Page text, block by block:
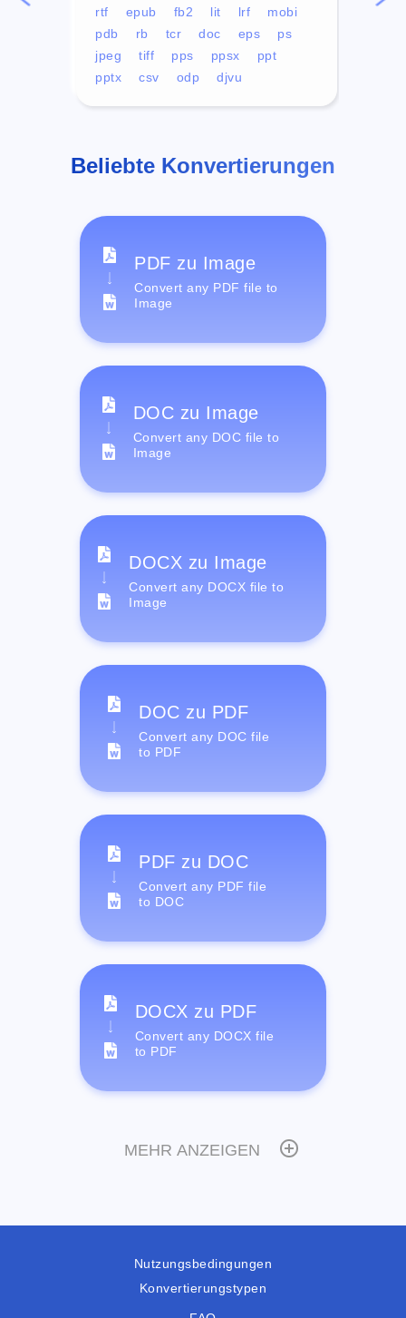
rtf
epub fb2 lit lrf
mobi
pdb
rb tcr doc eps
ps
jpeg
tiff pps ppsx
ppt
pptx
csv odp djvu
Beliebte Konvertierungen
PDF zu Image
Convert any PDF file to
Image
DOC zu Image
Convert any DOC file to
Image
DOCX zu Image
Convert any DOCX file to
Image
DOC zu PDF
Convert any DOC file
to PDF
PDF zu DOC
Convert any PDF file
to DOC
DOCX zu PDF
Convert any DOCX file
to PDF
MEHR ANZEIGEN
Nutzungsbedingungen
Konvertierungstypen